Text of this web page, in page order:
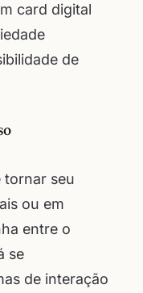
card digital
de
tornar seu
ou em
entre o
se
de interação